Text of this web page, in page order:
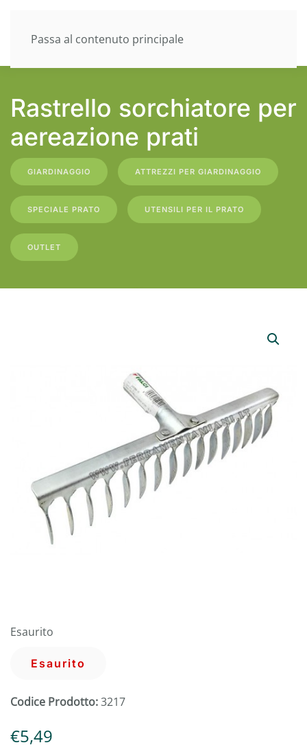
Passa al contenuto principale
Rastrello sorchiatore per
aereazione prati
GIARDINAGGIO ATTREZZI PER GIARDINAGGIO
SPECIALE PRATO UTENSILI PER IL PRATO
OUTLET
Esaurito
Esaurito
Codice Prodotto:3217
€5,49